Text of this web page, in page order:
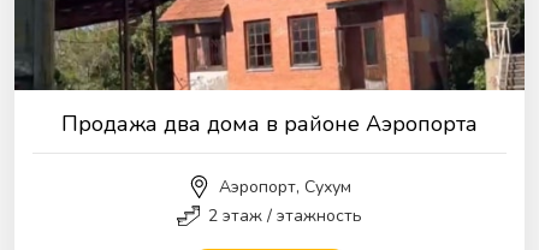
Продажа два дома в районе Аэропорта
Аэропорт, Сухум
2 этаж / этажность